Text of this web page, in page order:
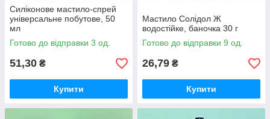
Силіконове мастило-спрей
універсальне побутове, 50
мл
Готово до відправки 3 од.
51,30 ₴
Купити
Мастило Солідол Ж
водостійке, баночка 30 г
Готово до відправки 9 од.
26,79 ₴
Купити